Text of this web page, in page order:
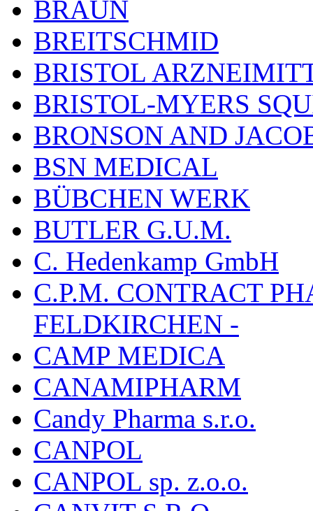
BRAUN
BREITSCHMID
BRISTOL
BRISTOL-MYERS
BRONSON AND
BSN MEDICAL
BÜBCHEN WERK
BUTLER G.U.M.
C. Hedenkamp GmbH
C.P.M. CONTRACT
FELDKIRCHEN -
CAMP MEDICA
CANAMIPHARM
Candy Pharma s.r.o.
CANPOL
CANPOL sp. z.o.o.